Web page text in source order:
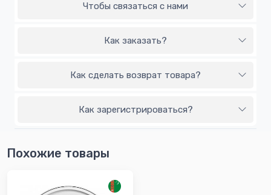
Чтобы связаться с нами
Как заказать?
Как сделать возврат товара?
Как зарегистрироваться?
Похожие товары